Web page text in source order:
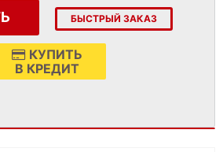
БЫСТРЫЙ ЗАКАЗ
КУПИТЬ
В КРЕДИТ